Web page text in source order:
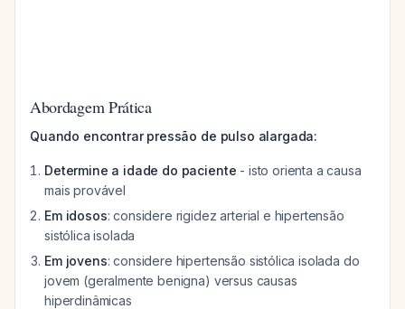
Abordagem Prática
Quando encontrar pressão de pulso alargada:
Determine a idade do paciente - isto orienta a causa
mais provável
Em idosos: considere rigidez arterial e hipertensão
sistólica isolada
Em jovens: considere hipertensão sistólica isolada do
jovem (geralmente benigna) versus causas
hiperdinâmicas